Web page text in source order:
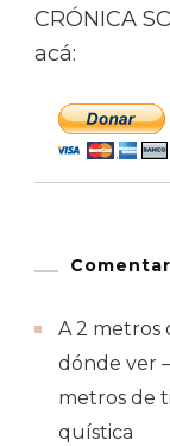
CRÓNICA
acá:
A 2 metros
dónde ver
metros de
quística